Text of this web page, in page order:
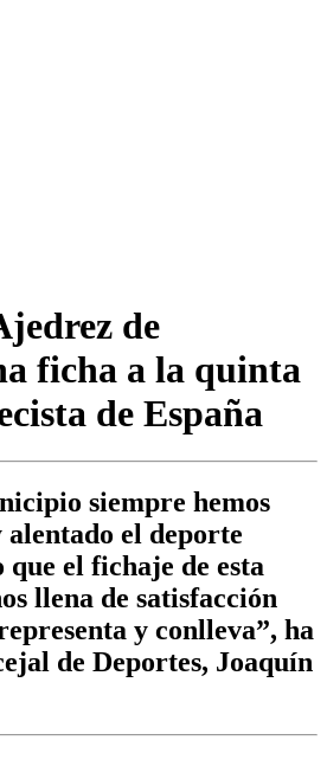
de
ficha a la quinta
de España
siempre hemos
el deporte
el fichaje de esta
llena de satisfacción
y conlleva”, ha
de Deportes, Joaquín